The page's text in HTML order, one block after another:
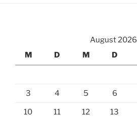
August 2026
M
D M D
3 4 5 6
10 11 12 13